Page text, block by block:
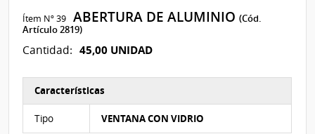
Ítem Nº 39 ABERTURA DE ALUMINIO(Cód.
Artículo 2819)
Cantidad: 45,00 UNIDAD
Características
Tipo VENTANA CON VIDRIO